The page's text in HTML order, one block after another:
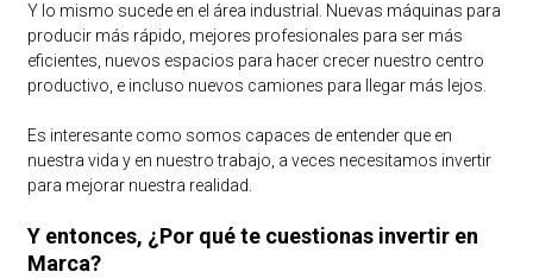
Y lo mismo sucede en el área industrial. Nuevas máquinas para
producir más rápido, mejores profesionales para ser más
eficientes, nuevos espacios para hacer crecer nuestro centro
productivo, e incluso nuevos camiones para llegar más lejos.
Es interesante como somos capaces de entender que en
nuestra vida y en nuestro trabajo, a veces necesitamos invertir
para mejorar nuestra realidad.
Y entonces, ¿Por qué te cuestionas invertir en
Marca?